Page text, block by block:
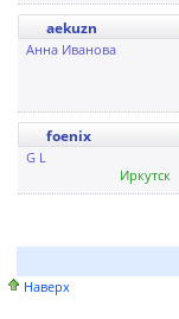
aekuzn
Анна Иванова
foenix
G L
Иркутск
Наверх